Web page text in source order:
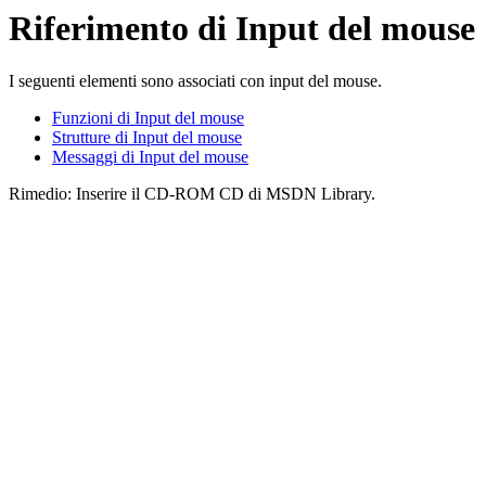
Riferimento di Input del mouse
I seguenti elementi sono associati con input del mouse.
Funzioni di Input del mouse
Strutture di Input del mouse
Messaggi di Input del mouse
Rimedio: Inserire il CD-ROM CD di MSDN Library.